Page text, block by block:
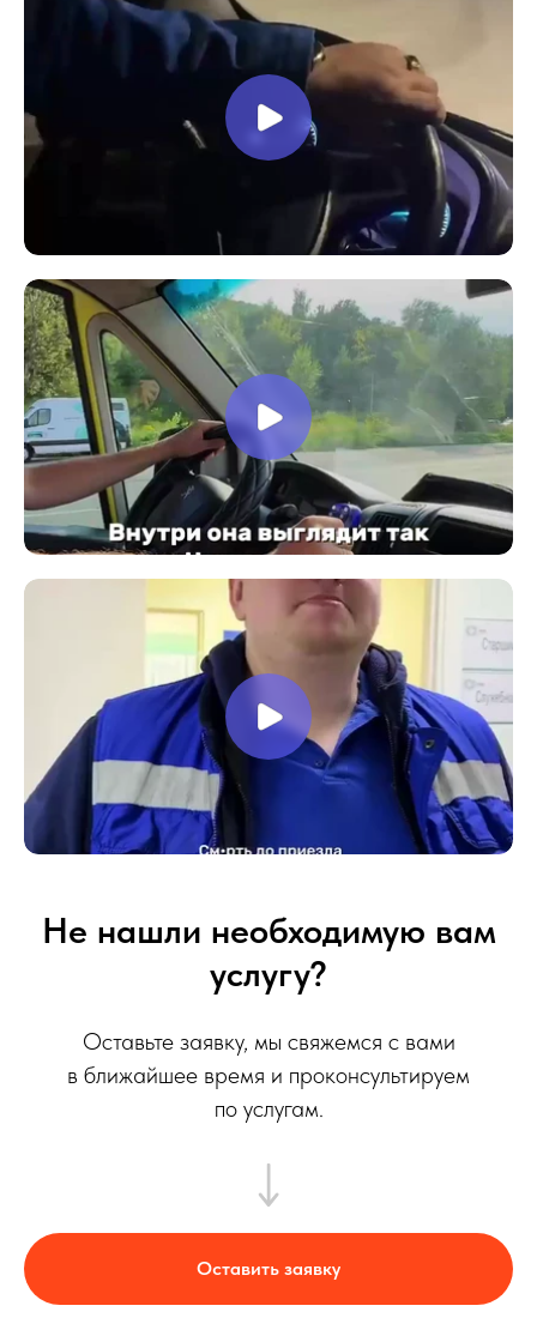
Не нашли необходимую вам
услугу?
Оставьте заявку, мы свяжемся с вами
в ближайшее время и проконсультируем
по услугам.
Оставить заявку